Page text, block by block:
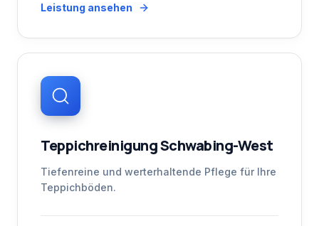
Leistung ansehen
Teppichreinigung Schwabing-West
Tiefenreine und werterhaltende Pflege für Ihre
Teppichböden.